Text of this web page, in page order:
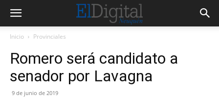
Inicio Provinciales
Romero será candidato a
senador por Lavagna
9 de junio de 2019